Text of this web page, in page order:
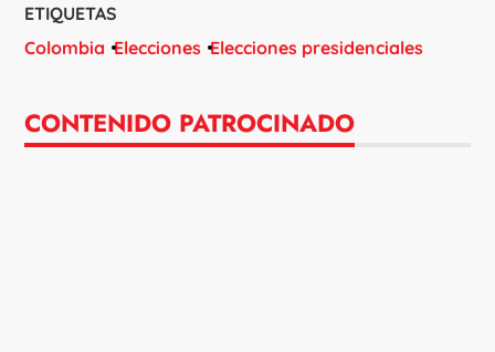
ETIQUETAS
Colombia Elecciones Elecciones presidenciales
CONTENIDO PATROCINADO